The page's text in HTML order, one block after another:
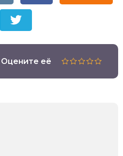
Оцените её